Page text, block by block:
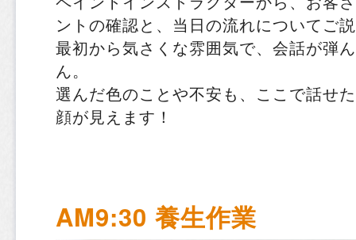
ントの確認と、当日の流れについてご
最初から気さくな雰囲気で、会話が弾
ん。
選んだ色のことや不安も、ここで話せ
顔が見えます！
AM9:30 養生作業